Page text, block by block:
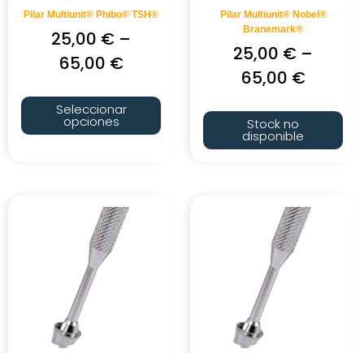
Pilar Multiunit® Phibo® TSH®
25,00 € –
65,00 €
Seleccionar
opciones
Pilar Multiunit® Nobel®
Branemark®
25,00 € –
65,00 €
Stock no
disponible